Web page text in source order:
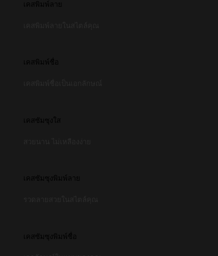
เคสพิมพ์ลาย
เคสพิมพ์ชื่อ
เคสซัมซุงใส
เคสซัมซุงพิมพ์ลาย
เคสซัมซุงพิมพ์ชื่อ